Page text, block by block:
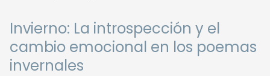
Invierno: La introspección y el
cambio emocional en los poemas
invernales